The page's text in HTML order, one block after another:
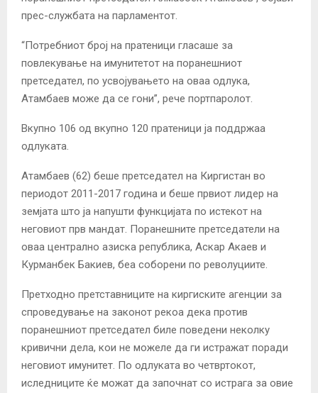
прес-службата на парламентот.
“Потребниот број на пратеници гласаше за
повлекување на имунитетот на поранешниот
претседател, по усвојувањето на оваа одлука,
Атамбаев може да се гони”, рече портпаролот.
Вкупно 106 од вкупно 120 пратеници ја поддржаа
одлуката.
Атамбаев (62) беше претседател на Киргистан во
периодот 2011-2017 година и беше првиот лидер на
земјата што ја напушти функцијата по истекот на
неговиот прв мандат. Поранешните претседатели на
оваа централно азиска република, Аскар Акаев и
Курманбек Бакиев, беа соборени по револуциите.
Претходно претставниците на киргиските агенции за
спроведување на законот рекоа дека против
поранешниот претседател биле поведени неколку
кривични дела, кои не можеле да ги истражат поради
неговиот имунитет. По одлуката во четвртокот,
иследниците ќе можат да започнат со истрага за овие